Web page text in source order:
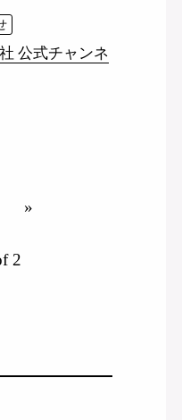
公式チャンネ
2
»